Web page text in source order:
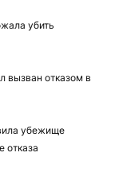
убить
вызван отказом в
убежище
отказа